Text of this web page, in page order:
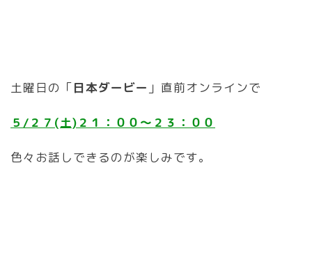
土曜日の「日本ダービー 」直前オンラインで
５/２７ (土)２１：００〜２３：００
色々お話しできるのが楽しみです。